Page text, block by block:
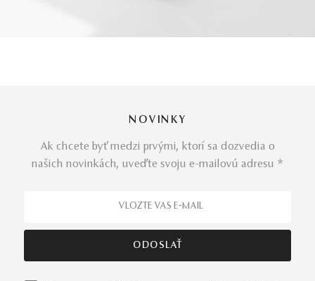
NOVINKY
Ak chcete byť medzi prvými, ktorí sa dozvedia o
našich novinkách, uveďte svoju e-mailovú adresu *